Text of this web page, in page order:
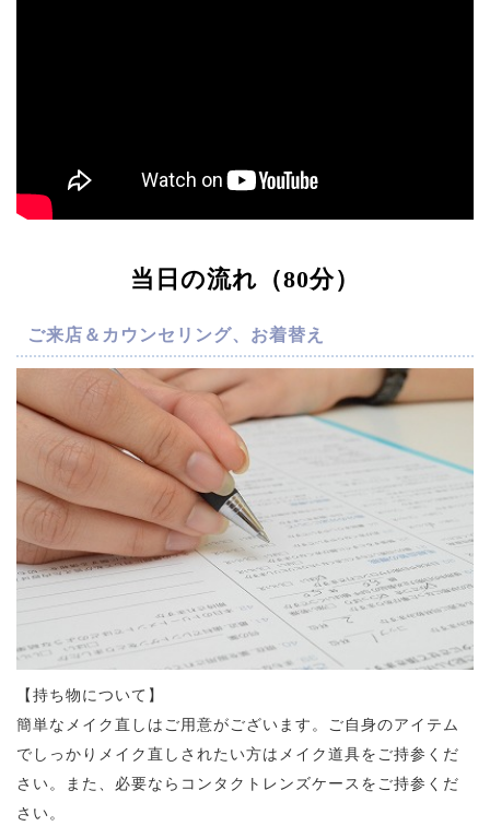
当日の流れ（80分）
ご来店＆カウンセリング、お着替え
【持ち物について】
簡単なメイク直しはご用意がございます。ご自身のアイテム
でしっかりメイク直しされたい方はメイク道具をご持参くだ
さい。また、必要ならコンタクトレンズケースをご持参くだ
さい。